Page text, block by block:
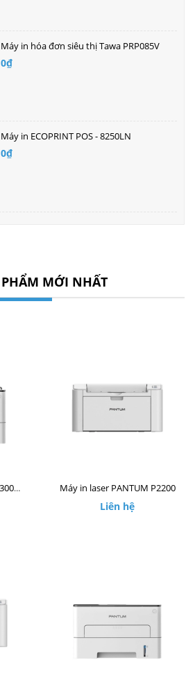
Máy in hóa đơn siêu thị Tawa PRP085V
0₫
Máy in ECOPRINT POS - 8250LN
0₫
MỚI NHẤT
Máy in laser PANTUM P3300DW Máy in laser PANTUM P2200
Liên hệ